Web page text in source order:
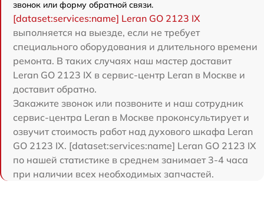
звонок или форму обратной связи.
[dataset:services:name] Leran GO 2123 IX
выполняется на выезде, если не требует
специального оборудования и длительного времени
ремонта. В таких случаях наш мастер доставит
Leran GO 2123 IX в сервис-центр Leran в Москве и
доставит обратно.
Закажите звонок или позвоните и наш сотрудник
сервис-центра Leran в Москве проконсультирует и
озвучит стоимость работ над духового шкафа Leran
GO 2123 IX. [dataset:services:name] Leran GO 2123 IX
по нашей статистике в среднем занимает 3-4 часа
при наличии всех необходимых запчастей.